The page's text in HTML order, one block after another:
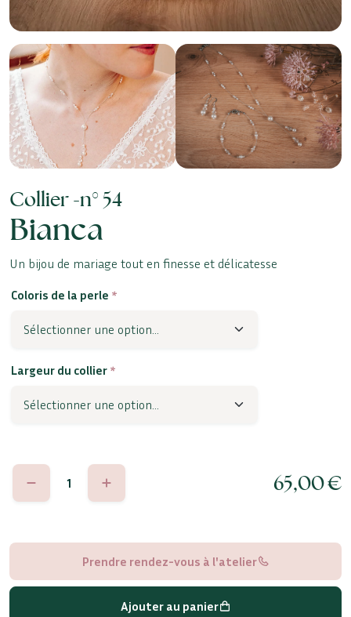
Collier -n° 54
Bianca
Un bijou de mariage tout en finesse et délicatesse
Coloris de la perle *
Largeur du collier *
quantité
65,00€
Prendre rendez-vous à l'atelier
Ajouter au panier